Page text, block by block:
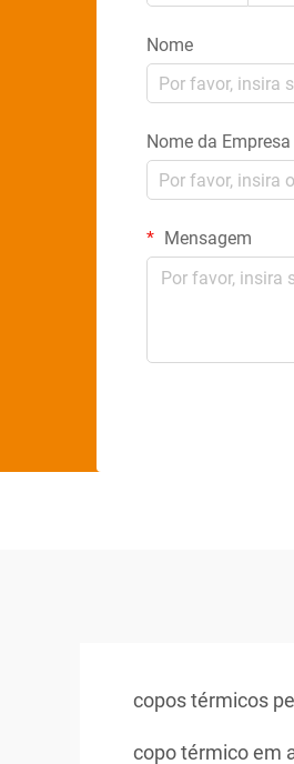
Nome
Nome da Empresa
Mensagem
copos térmicos
copo térmico em